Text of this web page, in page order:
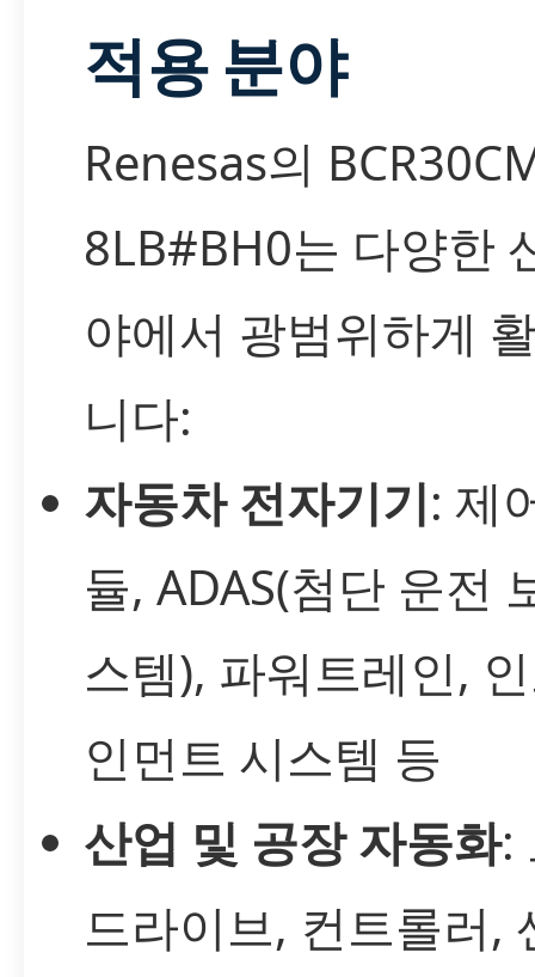
적용 분야
Renesas의
8LB#BH0는 다양한
야에서 광범위하게
니다:
자동차 전자기기: 제
듈, ADAS(첨단 운전
스템), 파워트레인,
인먼트 시스템 등
산업 및 공장 자동화:
드라이브, 컨트롤러,